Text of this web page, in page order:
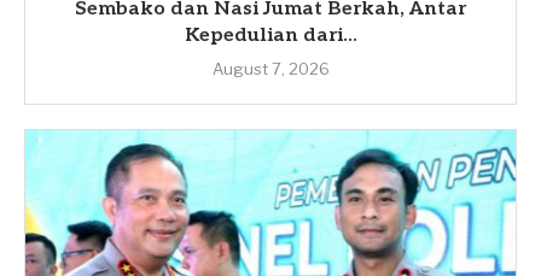
Sembako dan Nasi Jumat Berkah, Antar
Kepedulian dari...
August 7, 2026